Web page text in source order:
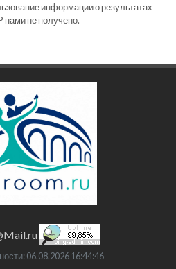
информации о результатах
не получено.
06.08.2026 16:44:46